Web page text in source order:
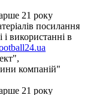
21 року
посилання
використанні в
компаній"
21 року